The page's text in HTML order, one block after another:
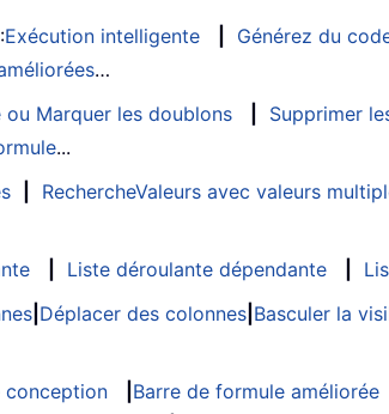
Exécution intelligente Générez du
…
ou Marquer les doublons Supprimer
...
RechercheValeurs avec valeurs
Liste déroulante dépendante
Déplacer des colonnes Basculer la
conception Barre de formule améliorée